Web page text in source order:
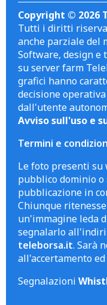
Copyright © 2026
Tutti i diritti
anche parziale del
Software, design e
su server farm
grafici hanno
decisione
dall'utente
Avviso sull'uso e
Termini e
Le foto presenti su
pubblico dominio o
pubblicazione in
Chiunque
un'immagine leda
segnalarlo
teleborsa.it. Sarà
all'accertamento
Segnalazioni